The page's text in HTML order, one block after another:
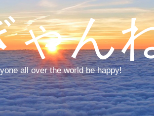
ゃん
all over the world be happy!